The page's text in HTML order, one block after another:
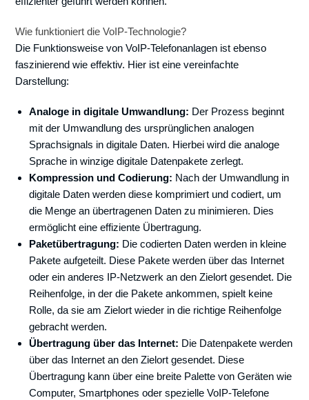
Wie funktioniert die VoIP-Technologie?
Die Funktionsweise von VoIP-Telefonanlagen ist ebenso
faszinierend wie effektiv. Hier ist eine vereinfachte
Darstellung:
Analoge in digitale Umwandlung: Der Prozess beginnt
mit der Umwandlung des ursprünglichen analogen
Sprachsignals in digitale Daten. Hierbei wird die analoge
Sprache in winzige digitale Datenpakete zerlegt.
Kompression und Codierung: Nach der Umwandlung in
digitale Daten werden diese komprimiert und codiert, um
die Menge an übertragenen Daten zu minimieren. Dies
ermöglicht eine effiziente Übertragung.
Paketübertragung: Die codierten Daten werden in kleine
Pakete aufgeteilt. Diese Pakete werden über das Internet
oder ein anderes IP-Netzwerk an den Zielort gesendet. Die
Reihenfolge, in der die Pakete ankommen, spielt keine
Rolle, da sie am Zielort wieder in die richtige Reihenfolge
gebracht werden.
Übertragung über das Internet: Die Datenpakete werden
über das Internet an den Zielort gesendet. Diese
Übertragung kann über eine breite Palette von Geräten wie
Computer, Smartphones oder spezielle VoIP-Telefone